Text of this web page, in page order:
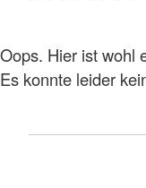
Oops. Hier ist wohl
Es konnte leider